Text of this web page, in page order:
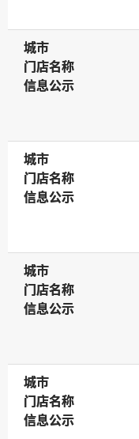
城市
城市
门店名称
门店名称
信息公示
信息公示
城市
城市
门店名称
门店名称
信息公示
信息公示
城市
城市
门店名称
门店名称
信息公示
信息公示
城市
城市
门店名称
门店名称
信息公示
信息公示